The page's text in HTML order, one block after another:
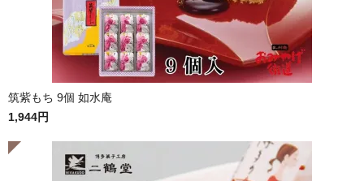
筑紫もち 9個 如水庵
1,944円